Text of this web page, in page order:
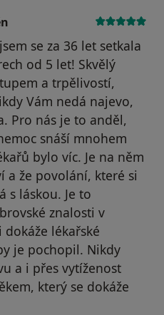
se za 36 let setkala
od 5 let! Skvělý
a trpělivostí,
Vám nedá najevo,
Pro nás je to anděl,
snáší mnohem
bylo víc. Je na něm
a že povolání, které si
s láskou. Je to
znalosti v
lékařské
je pochopil. Nikdy
a i přes vytíženost
který se dokáže